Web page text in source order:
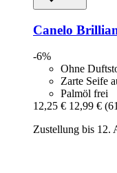
Canelo
-6%
Ohne
Zarte Seife
Palmöl frei
12,25 € 12,99 €
Zustellung bis 12.